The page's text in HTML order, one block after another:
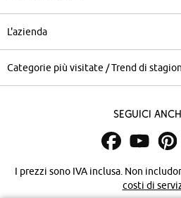
L'azienda
Categorie più visitate / Trend di
Seguici
I prezzi sono IVA inclusa. Non
costi di